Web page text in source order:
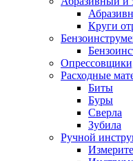
Круги
Расходные
Биты
Буры
Сверла
Зубила
Ручной